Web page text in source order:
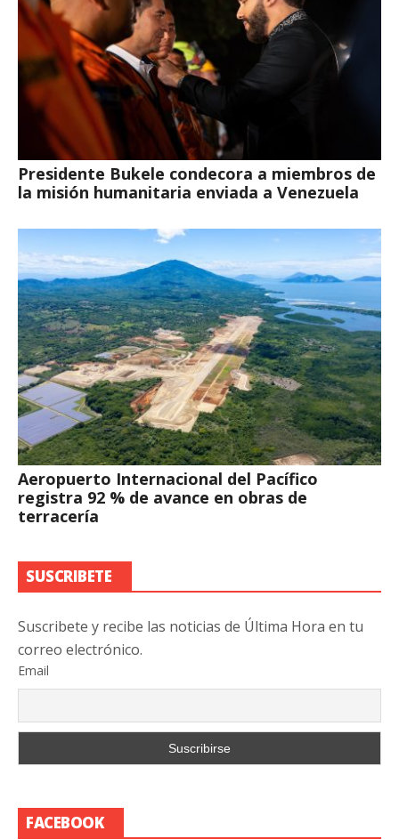
Presidente Bukele condecora a miembros de
la misión humanitaria enviada a Venezuela
Aeropuerto Internacional del Pacífico
registra 92 % de avance en obras de
terracería
SUSCRIBETE
Suscribete y recibe las noticias de Última Hora en tu
correo electrónico.
Email
FACEBOOK